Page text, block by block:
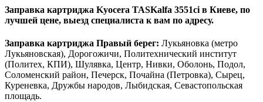
Заправка картриджа Kyocera TASKalfa 3551ci в Киеве, по
лучшей цене, выезд специалиста к вам по адресу.
Заправка картриджа Правый берег: Лукьяновка (метро
Лукьяновская), Дорогожичи, Политехнический институт
(Политех, КПИ), Шулявка, Центр, Нивки, Оболонь, Подол,
Соломенский район, Печерск, Почайна (Петровка), Сырец,
Куреневка, Дружбы народов, Лыбидская, Севастопольская
площадь.